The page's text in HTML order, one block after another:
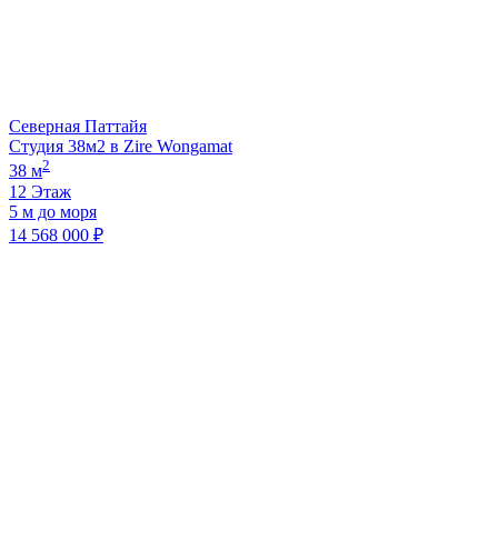
Северная Паттайя
Студия 38м2 в Zire Wongamat
38 м2
12 Этаж
5 м до моря
14 568 000 ₽